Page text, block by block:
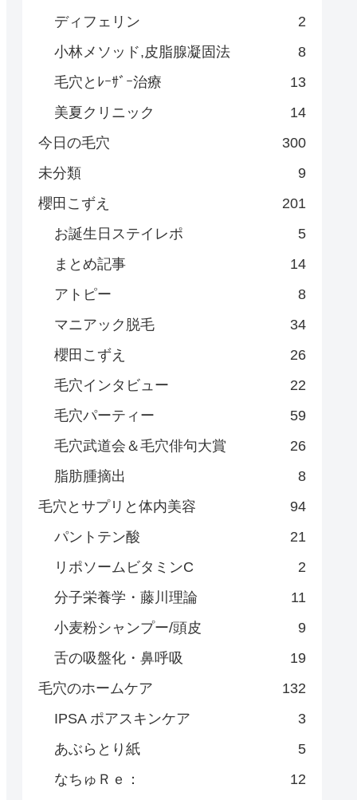
ディフェリン
2
小林メソッド,皮脂腺凝固法
8
毛穴とﾚｰｻﾞｰ治療
13
美夏クリニック
14
今日の毛穴
300
未分類
9
櫻田こずえ
201
お誕生日ステイレポ
5
まとめ記事
14
アトピー
8
マニアック脱毛
34
櫻田こずえ
26
毛穴インタビュー
22
毛穴パーティー
59
毛穴武道会＆毛穴俳句大賞
26
脂肪腫摘出
8
毛穴とサプリと体内美容
94
パントテン酸
21
リポソームビタミンC
2
分子栄養学・藤川理論
11
小麦粉シャンプー/頭皮
9
舌の吸盤化・鼻呼吸
19
毛穴のホームケア
132
IPSA ポアスキンケア
3
あぶらとり紙
5
なちゅＲｅ：
12